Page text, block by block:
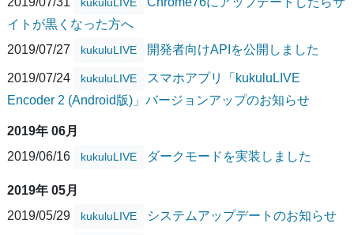
イトが黒くなった方へ
2019/07/27
kukuluLIVE 開発者向けAPIを公開しました
2019/07/24 kukuluLIVE
スマホアプリ「kukuluLIVE
Encoder 2 (Android版)」バージョンアップのお知らせ
2019年 06月
2019/06/16
kukuluLIVE ダークモードを実装しました
2019年 05月
2019/05/29
kukuluLIVE システムアップデートのお知らせ